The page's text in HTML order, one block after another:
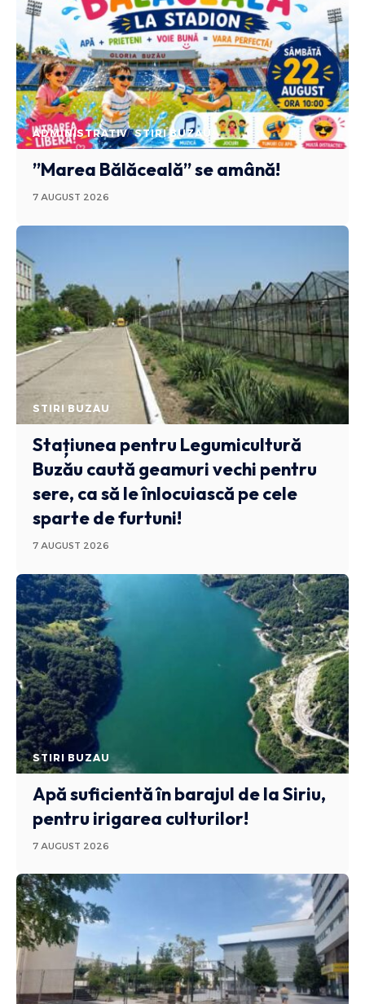
ADMINISTRATIV STIRI BUZAU
”Marea Bălăceală” se amână!
7 AUGUST 2026
STIRI BUZAU
Stațiunea pentru Legumicultură
Buzău caută geamuri vechi pentru
sere, ca să le înlocuiască pe cele
sparte de furtuni!
7 AUGUST 2026
STIRI BUZAU
Apă suficientă în barajul de la Siriu,
pentru irigarea culturilor!
7 AUGUST 2026